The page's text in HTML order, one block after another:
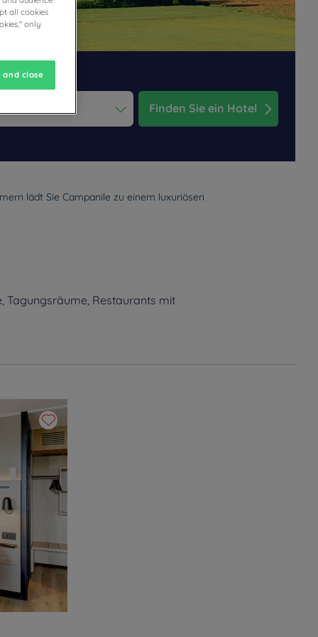
Finden Sie ein Hotel
lädt Sie Campanile zu einem luxuriösen
Tagungsräume, Restaurants mit
all cookies
only
and close